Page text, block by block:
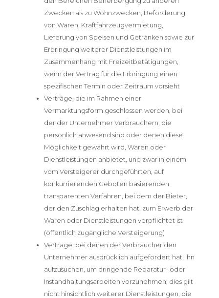
Zwecken als zu Wohnzwecken, Beförderung
von Waren, Kraftfahrzeugvermietung,
Lieferung von Speisen und Getränken sowie zur
Erbringung weiterer Dienstleistungen im
Zusammenhang mit Freizeitbetätigungen,
wenn der Vertrag für die Erbringung einen
spezifischen Termin oder Zeitraum vorsieht
Verträge, die im Rahmen einer
Vermarktungsform geschlossen werden, bei
der der Unternehmer Verbrauchern, die
persönlich anwesend sind oder denen diese
Möglichkeit gewährt wird, Waren oder
Dienstleistungen anbietet, und zwar in einem
vom Versteigerer durchgeführten, auf
konkurrierenden Geboten basierenden
transparenten Verfahren, bei dem der Bieter,
der den Zuschlag erhalten hat, zum Erwerb der
Waren oder Dienstleistungen verpflichtet ist
(öffentlich zugängliche Versteigerung)
Verträge, bei denen der Verbraucher den
Unternehmer ausdrücklich aufgefordert hat, ihn
aufzusuchen, um dringende Reparatur- oder
Instandhaltungsarbeiten vorzunehmen; dies gilt
nicht hinsichtlich weiterer Dienstleistungen, die